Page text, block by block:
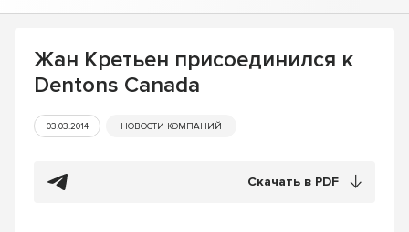
Жан Кретьен присоединился к
Dentons Canada
03.03.2014 НОВОСТИ КОМПАНИЙ
Скачать в PDF